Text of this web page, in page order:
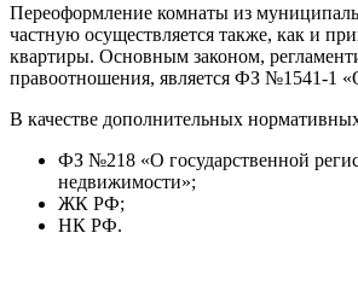
Переоформление комнаты из
частную осуществляется также, как и
квартиры. Основным законом,
правоотношения, является ФЗ №1541-1
В качестве дополнительных
ФЗ №218 «О государственной
недвижимости»;
ЖК РФ;
НК РФ.